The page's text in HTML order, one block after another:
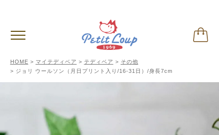
HOME マイテディベア テディベア
その他
ジョリ ウールソン（月日プリント入り/16-31日）/身長7cm